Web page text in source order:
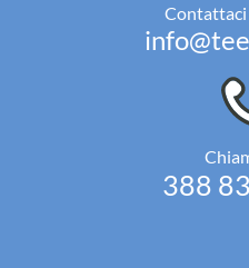
Contattaci
388